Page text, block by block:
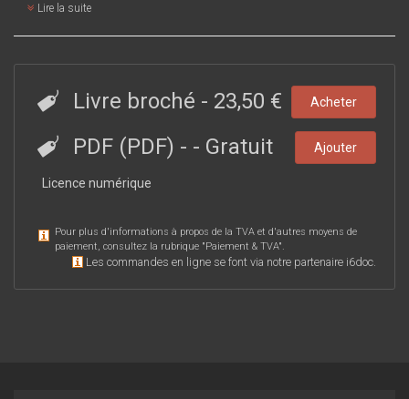
Lire la suite
Livre broché - 23,50 € Acheter
PDF (PDF) - - Gratuit Ajouter
Licence numérique
Pour plus d'informations à propos de la TVA et d'autres moyens de
paiement, consultez la rubrique "Paiement & TVA".
Les commandes en ligne se font via notre partenaire i6doc.